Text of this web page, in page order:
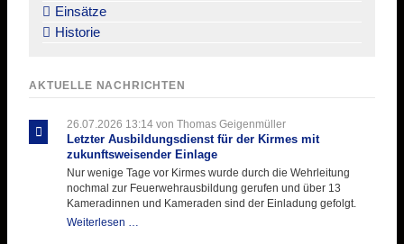
Einsätze
Historie
AKTUELLE NACHRICHTEN
26.07.2026 13:14von Thomas Geigenmüller
Letzter Ausbildungsdienst für der Kirmes mit
zukunftsweisender Einlage
Nur wenige Tage vor Kirmes wurde durch die Wehrleitung
nochmal zur Feuerwehrausbildung gerufen und über 13
Kameradinnen und Kameraden sind der Einladung gefolgt.
Weiterlesen …